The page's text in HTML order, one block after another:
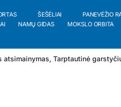
ŠEŠĖLIAI PANEVĖŽIO
NAMŲ GIDAS MOKSLO ORBITA
atsimainymas, Tarptautinė